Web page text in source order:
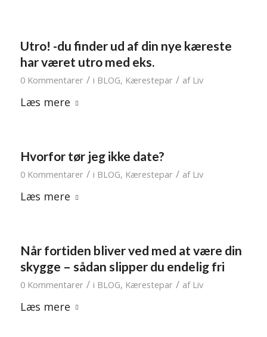
Utro! -du finder ud af din nye kæreste
har været utro med eks.
0 Kommentarer / i BLOG, Kærestepar / af Liv
Læs mere
Hvorfor tør jeg ikke date?
0 Kommentarer / i BLOG, Kærestepar / af Liv
Læs mere
Når fortiden bliver ved med at være din
skygge – sådan slipper du endelig fri
0 Kommentarer / i BLOG, Kærestepar / af Liv
Læs mere